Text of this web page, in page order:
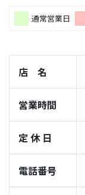
通常営業日
店 名
営業時間
定 休 日
電話番号